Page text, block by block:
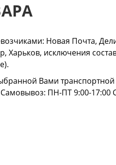
Новая Почта,
Харьков, исключения
Вами
ПН-ПТ 9:00-17:00